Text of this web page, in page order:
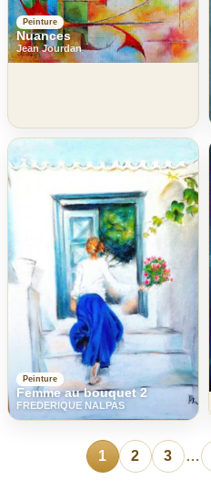
Peinture
Nuances
Jean Jourdan
Peinture
Femme au bouquet 2
FREDERIQUE NALPAS
1 2 3 …